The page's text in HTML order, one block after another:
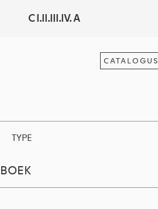
C I.II.III.IV. A
CATALOGUS
TYPE
BOEK